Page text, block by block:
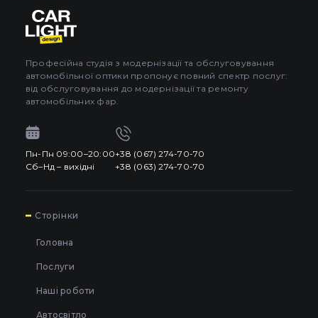
Про автосвітло
Усі категорії
Електрика
Контакти
Мова
UA
EN
RU
Пн-Пн 09:00–20:00
Сб–Нд – вихідні
+38 (067) 274-70-70
+38 (063) 274-70-70
Професійна студія з модернізації та обслуговування
автомобільної оптики пропонує повний спектр послуг:
від обслуговування до модернізації та ремонту
автомобільних фар.
Пн-Пн 09:00–20:00
Сб–Нд – вихідні
+38 (067) 274-70-70
+38 (063) 274-70-70
Сторінки
Головна
Послуги
Наші роботи
Автосвітло